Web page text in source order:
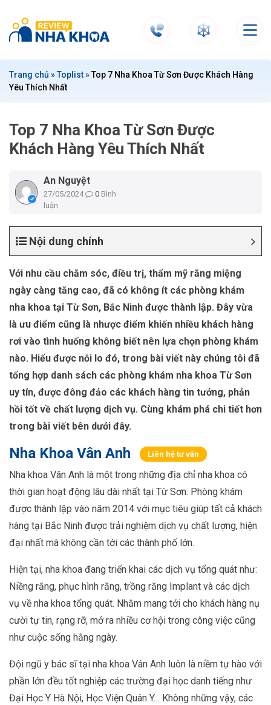
t
Trang chủ »Toplist»Top 7 Nha Khoa Từ Sơn Được Khách Hàng
Yêu Thích Nhất
Top 7 Nha Khoa Từ Sơn Được
Khách Hàng Yêu Thích Nhất
An Nguyệt
27/05/2024 0 Bình
luận
Nội dung chính
Với nhu cầu chăm sóc, điều trị, thẩm mỹ răng miệng
ngày càng tăng cao, đã có không ít các phòng khám
nha khoa tại Từ Sơn, Bắc Ninh được thành lập. Đây vừa
là ưu điểm cũng là nhược điểm khiến nhiều khách hàng
rơi vào tình huống không biết nên lựa chọn phòng khám
nào. Hiểu được nỗi lo đó, trong bài viết này chúng tôi đã
tổng hợp danh sách các phòng khám nha khoa Từ Sơn
uy tín, được đông đảo các khách hàng tin tưởng, phản
hồi tốt về chất lượng dịch vụ. Cùng khám phá chi tiết hơn
trong bài viết bên dưới đây.
Nha Khoa Vân Anh Liên hệ tư vấn
Nha khoa Vân Anh là một trong những địa chỉ nha khoa có
thời gian hoạt động lâu dài nhất tại Từ Sơn. Phòng khám
được thành lập vào năm 2014 với mục tiêu giúp tất cả khách
hàng tại Bắc Ninh được trải nghiệm dịch vụ chất lượng, hiện
đại nhất mà không cần tới các thành phố lớn.
Hiện tại, nha khoa đang triển khai các dịch vụ tổng quát như:
Niềng răng, phục hình răng, trồng răng Implant và các dịch
vụ về nha khoa tổng quát. Nhằm mang tới cho khách hàng nụ
cười tự tin, rạng rỡ, mở ra nhiều cơ hội trong công việc cũng
như cuộc sống hằng ngày.
Đội ngũ y bác sĩ tại nha khoa Vân Anh luôn là niềm tự hào với
phần lớn đều tốt nghiệp các trường đại học danh tiếng như
Đại Học Y Hà Nội, Học Viện Quân Y… Không những vậy, các